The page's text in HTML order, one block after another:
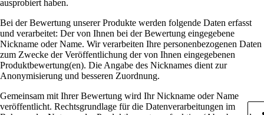
ausprobiert haben.
Bei der Bewertung unserer Produkte werden folgende Daten erfasst
und verarbeitet: Der von Ihnen bei der Bewertung eingegebene
Nickname oder Name. Wir verarbeiten Ihre personenbezogenen Daten
zum Zwecke der Veröffentlichung der von Ihnen eingegebenen
Produktbewertung(en). Die Angabe des Nicknames dient zur
Anonymisierung und besseren Zuordnung.
Gemeinsam mit Ihrer Bewertung wird Ihr Nickname oder Name
veröffentlicht. Rechtsgrundlage für die Datenverarbeitungen im